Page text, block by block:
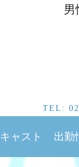
男
TEL:
キャスト 出勤